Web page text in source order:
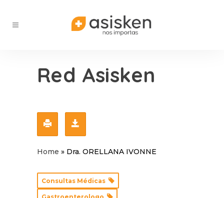
Red Asisken
Home » Dra. ORELLANA IVONNE
Consultas Médicas